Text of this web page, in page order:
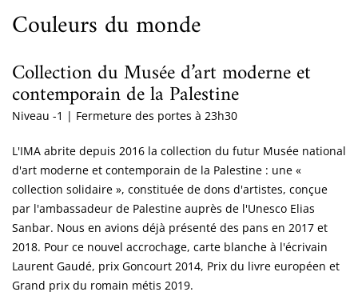
Couleurs du monde
Collection du Musée d’art moderne et
contemporain de la Palestine
Niveau -1 | Fermeture des portes à 23h30
L'IMA abrite depuis 2016 la collection du futur Musée national
d'art moderne et contemporain de la Palestine : une «
collection solidaire », constituée de dons d'artistes, conçue
par l'ambassadeur de Palestine auprès de l'Unesco Elias
Sanbar. Nous en avions déjà présenté des pans en 2017 et
2018. Pour ce nouvel accrochage, carte blanche à l'écrivain
Laurent Gaudé, prix Goncourt 2014, Prix du livre européen et
Grand prix du romain métis 2019.